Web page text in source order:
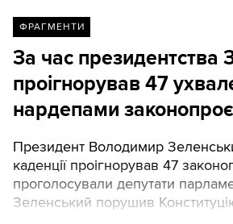
ФРАГМЕНТИ
За час президентства
проігнорував 47
нардепами
Президент Володимир
каденції проігнорував 47
проголосували депутати
Зеленський порушив